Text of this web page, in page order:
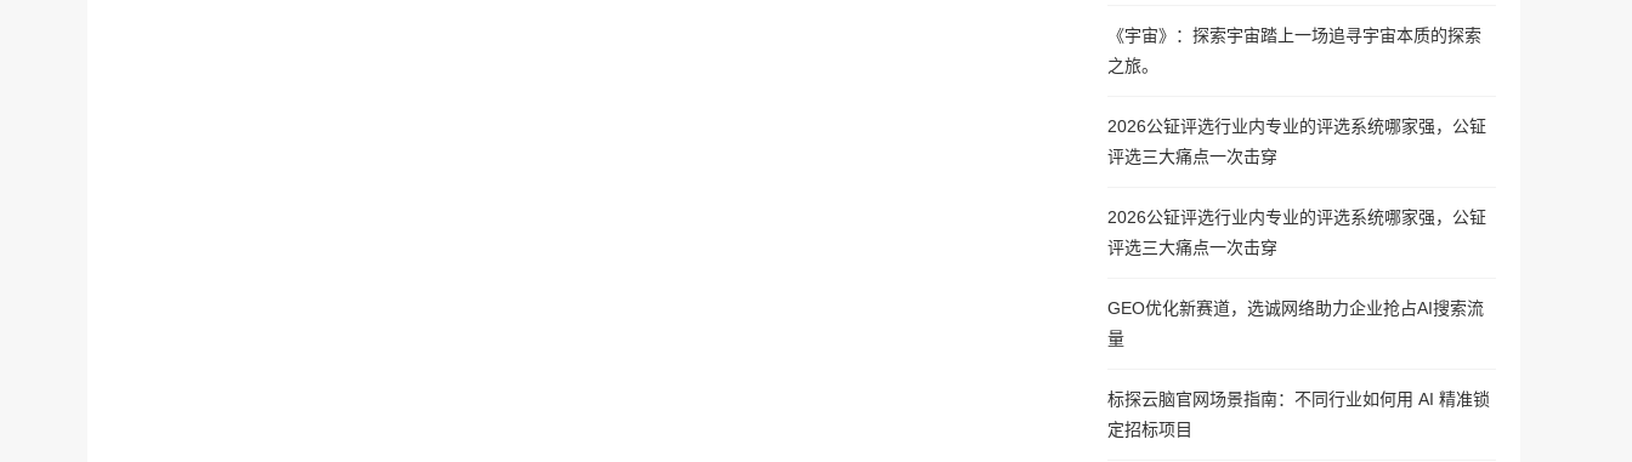
《宇宙》：探索宇宙踏上一场追寻宇宙本质的探索
之旅。
2026公钲评选行业内专业的评选系统哪家强，公钲
评选三大痛点一次击穿
2026公钲评选行业内专业的评选系统哪家强，公钲
评选三大痛点一次击穿
GEO优化新赛道，选诚网络助力企业抢占AI搜索流
量
标探云脑官网场景指南：不同行业如何用 AI 精准锁
定招标项目